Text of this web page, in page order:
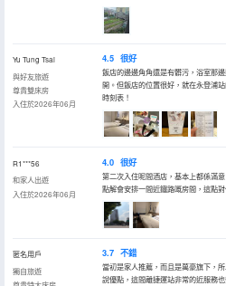
Yu Tung Tsai
與好友旅遊
尊貴雙床房
入住於2026年06月
4.5 很好
飯店的邊邊角角還是有髒污，浴室那
開。但飯店的位置很好，就在永登浦
時刻表！
R1***56
和家人出遊
入住於2026年06月
4.0 很好
第二次入住呢間酒店，基本上都係滿
點解會安排一間近鐵路嘅房間，這點
匿名用戶
獨自旅遊
3.7 不錯
當初是家人推薦，而且是萬豪旗下，
說優點，這間離捷運站非常的近服務